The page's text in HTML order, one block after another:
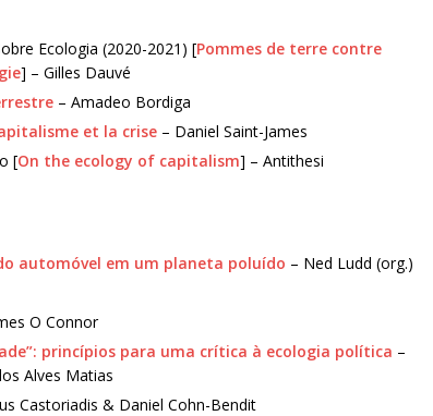
Ecologia (2020-2021) [Pommes de terre contre
] – Gilles Dauvé
– Amadeo Bordiga
et la crise – Daniel Saint-James
[On the ecology of capitalism] – Antithesi
automóvel em um planeta poluído – Ned Ludd (org.)
O Connor
princípios para uma crítica à ecologia política –
Alves Matias
Castoriadis & Daniel Cohn-Bendit